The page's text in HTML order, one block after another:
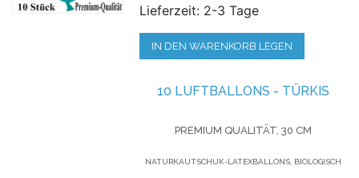
Lieferzeit: 2-3 Tage
IN DEN WARENKORB LEGEN
10 LUFTBALLONS - TÜRKIS
PREMIUM QUALITÄT, 30 CM
NATURKAUTSCHUK-LATEXBALLONS, BIOLOGISCH